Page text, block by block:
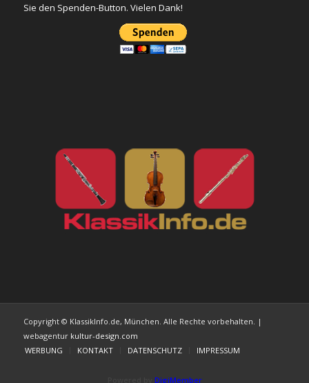
Sie den Spenden-Button. Vielen Dank!
Copyright © KlassikInfo.de, München. Alle Rechte vorbehalten. |
webagentur kultur-design.com
WERBUNG
KONTAKT DATENSCHUTZ IMPRESSUM
DigiMember